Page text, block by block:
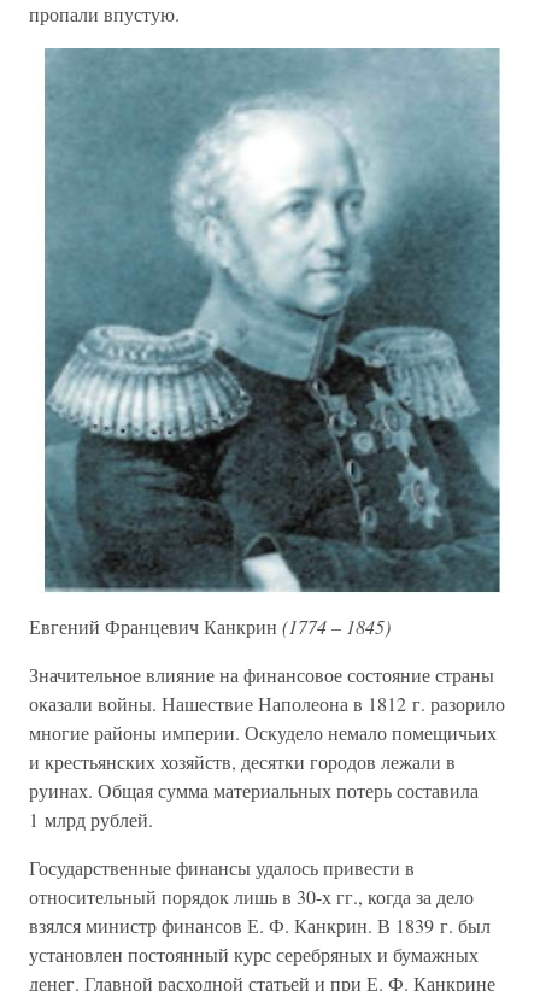
пропали впустую.
Евгений Францевич Канкрин (1774 – 1845)
Значительное влияние на финансовое состояние страны
оказали войны. Нашествие Наполеона в 1812 г. разорило
многие районы империи. Оскудело немало помещичьих
и крестьянских хозяйств, десятки городов лежали в
руинах. Общая сумма материальных потерь составила
1 млрд рублей.
Государственные финансы удалось привести в
относительный порядок лишь в 30-х гг., когда за дело
взялся министр финансов Е. Ф. Канкрин. В 1839 г. был
установлен постоянный курс серебряных и бумажных
денег. Главной расходной статьей и при Е. Ф. Канкрине